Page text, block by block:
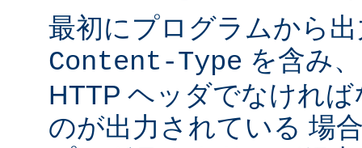
最初にプログラムから
Content-Type を含み
HTTP ヘッダでなけれ
のが出力されている 場